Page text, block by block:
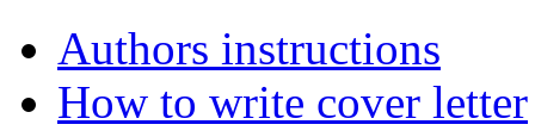
Authors instructions
How to write cover letter